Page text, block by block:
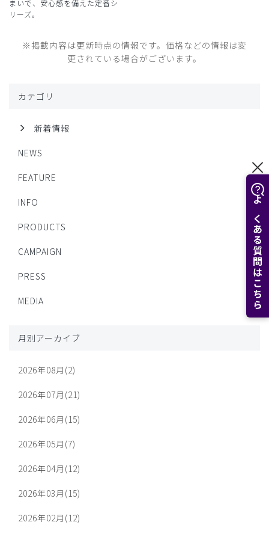
よくある質問はこちら
まいで、安心感を備えた定番シ
リーズ。
※掲載内容は更新時点の情報です。価格などの情報は変
更されている場合がございます。
カテゴリ
新着情報
NEWS
FEATURE
INFO
PRODUCTS
CAMPAIGN
PRESS
MEDIA
月別アーカイブ
2026年08月(2)
2026年07月(21)
2026年06月(15)
2026年05月(7)
2026年04月(12)
2026年03月(15)
2026年02月(12)